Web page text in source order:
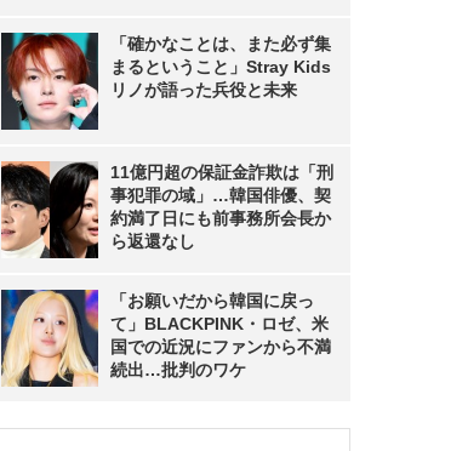
「確かなことは、また必ず集
まるということ」Stray Kids
リノが語った兵役と未来
11億円超の保証金詐欺は「刑
事犯罪の域」…韓国俳優、契
約満了日にも前事務所会長か
ら返還なし
「お願いだから韓国に戻っ
て」BLACKPINK・ロゼ、米
国での近況にファンから不満
続出…批判のワケ